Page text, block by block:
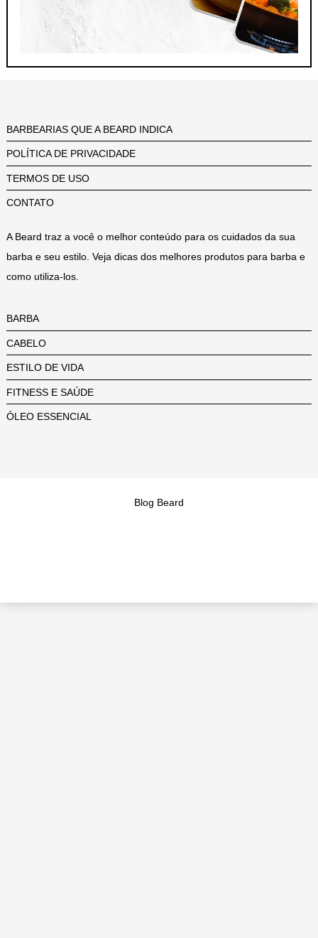
BARBEARIAS QUE A BEARD INDICA
POLÍTICA DE PRIVACIDADE
TERMOS DE USO
CONTATO
A Beard traz a você o melhor conteúdo para os cuidados da sua
barba e seu estilo. Veja dicas dos melhores produtos para barba e
como utiliza-los.
BARBA
CABELO
ESTILO DE VIDA
FITNESS E SAÚDE
ÓLEO ESSENCIAL
Blog Beard